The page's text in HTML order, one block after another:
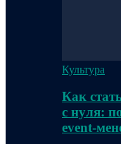
Культура
Как
с нуля:
event-